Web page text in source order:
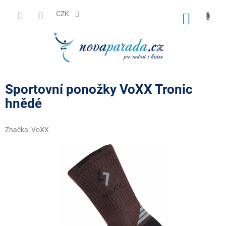
CZK
Sportovní ponožky VoXX Tronic
hnědé
Značka:VoXX